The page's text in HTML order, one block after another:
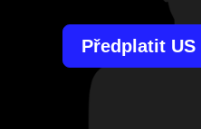
Předplatit US